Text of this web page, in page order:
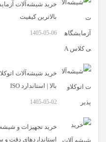
بالاترین کیفیت
1405-05-06
خرید شیشه‌آلات
بالا | استاندارد ISO
1405-05-02
خرید تجهیزات و
استانداردهای دقت و